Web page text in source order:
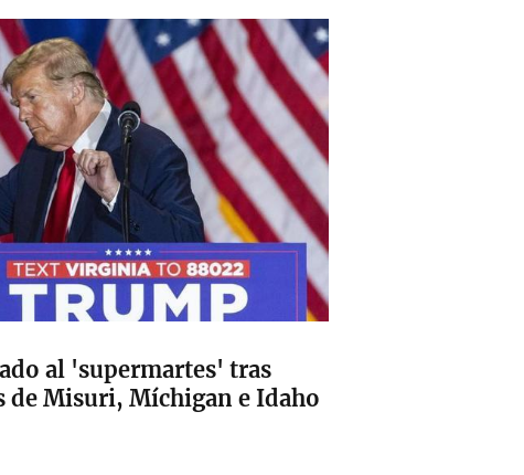
al 'supermartes' tras
de Misuri, Míchigan e Idaho